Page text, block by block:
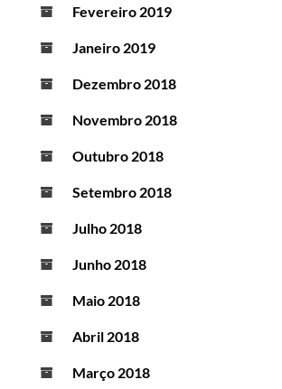
Fevereiro 2019
Janeiro 2019
Dezembro 2018
Novembro 2018
Outubro 2018
Setembro 2018
Julho 2018
Junho 2018
Maio 2018
Abril 2018
Março 2018